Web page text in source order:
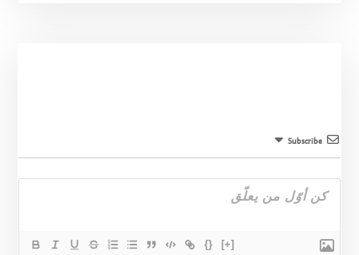
Subscribe
{} [+]